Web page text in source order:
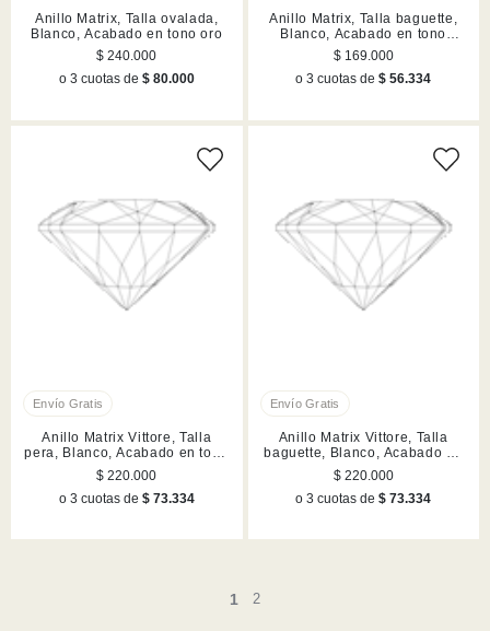
Anillo Matrix, Talla ovalada,
Blanco, Acabado en tono oro
$ 240.000
o 3 cuotas de $ 80.000
Anillo Matrix, Talla baguette,
Blanco, Acabado en tono
plateado
$ 169.000
o 3 cuotas de$ 56.334
Anillo Matrix Vittore, Talla
pera, Blanco, Acabado en tono
plateado
$ 220.000
o 3 cuotas de $ 73.334
Anillo Matrix Vittore, Talla
baguette, Blanco, Acabado en
rodio
$ 220.000
o 3 cuotas de$ 73.334
1 2